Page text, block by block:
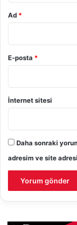
Ad *
E-posta *
İnternet sitesi
Daha sonraki
adresim ve site